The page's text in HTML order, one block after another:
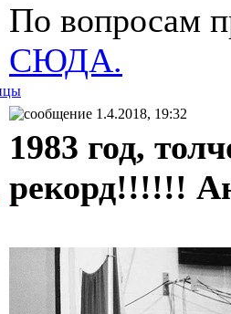
По вопросам
СЮДА.
1.4.2018, 19:32
1983 год,
рекорд!!!!!!